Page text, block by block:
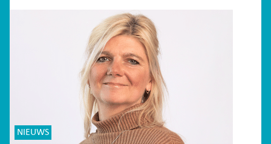
NIEUWS